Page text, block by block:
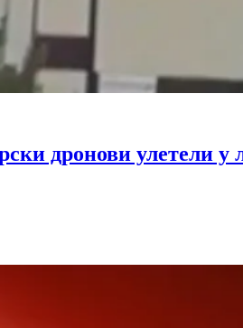
дронови улетели у